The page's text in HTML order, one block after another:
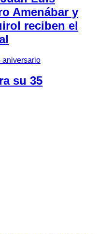
Amenábar y
reciben el
su 35